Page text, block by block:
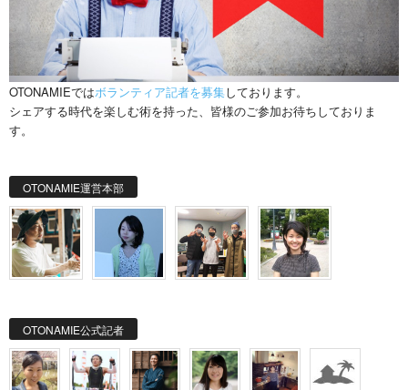
OTONAMIEではボランティア記者を募集しております。
シェアする時代を楽しむ術を持った、皆様のご参加お待ちしておりま
す。
OTONAMIE運営本部
OTONAMIE公式記者